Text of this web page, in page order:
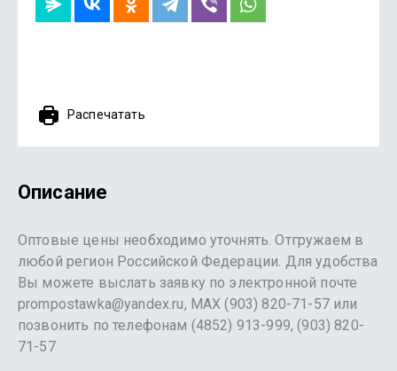
Распечатать
Описание
Оптовые цены необходимо уточнять. Отгружаем в
любой регион Российской Федерации. Для удобства
Вы можете выслать заявку по электронной почте
prompostawka@yandex.ru, MAX (903) 820-71-57 или
позвонить по телефонам (4852) 913-999, (903) 820-
71-57